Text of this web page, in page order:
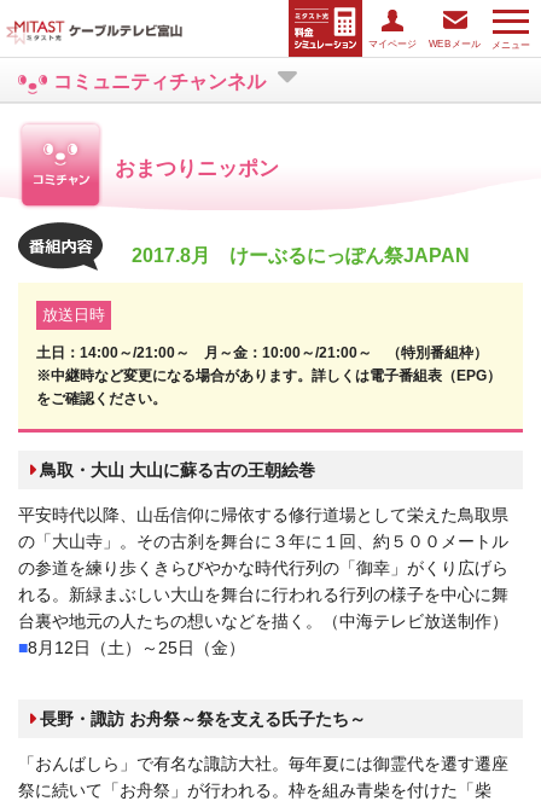
メニュー
マイページ WEBメール
コミュニティチャンネル
おまつりニッポン
2017.8月 けーぶるにっぽん祭JAPAN
放送日時
土日：14:00～/21:00～ 月～金：10:00～/21:00～ （特別番組枠）
※中継時など変更になる場合があります。詳しくは電子番組表（EPG）
をご確認ください。
鳥取・大山 大山に蘇る古の王朝絵巻
平安時代以降、山岳信仰に帰依する修行道場として栄えた鳥取県
の「大山寺」。その古刹を舞台に３年に１回、約５００メートル
の参道を練り歩くきらびやかな時代行列の「御幸」がくり広げら
れる。新緑まぶしい大山を舞台に行われる行列の様子を中心に舞
台裏や地元の人たちの想いなどを描く。（中海テレビ放送制作）
■8月12日（土）～25日（金）
長野・諏訪 お舟祭～祭を支える氏子たち～
「おんばしら」で有名な諏訪大社。毎年夏には御霊代を遷す遷座
祭に続いて「お舟祭」が行われる。枠を組み青柴を付けた「柴